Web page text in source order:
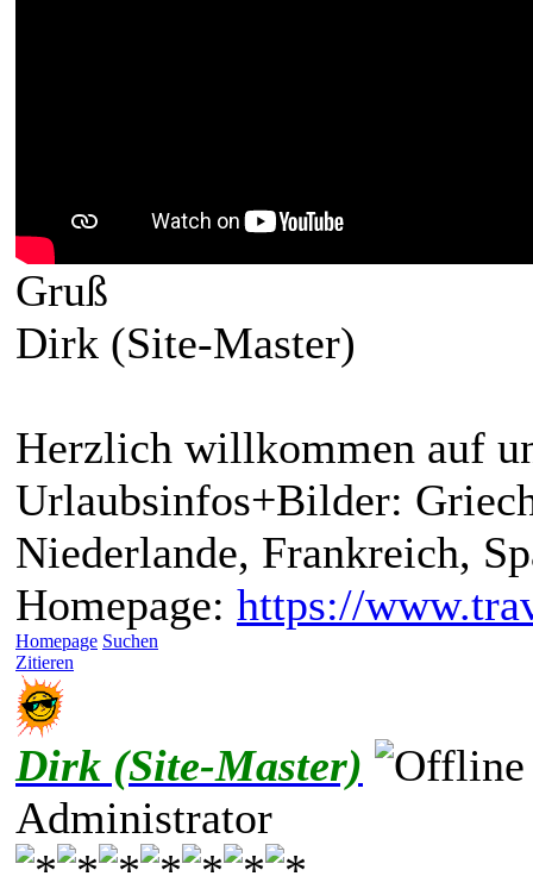
Gruß
Dirk (Site-Master)
Herzlich willkommen auf
Urlaubsinfos+Bilder:
Niederlande, Frankreich,
Homepage: https://
Homepage Suchen
Zitieren
Dirk (Site-Master)
Administrator